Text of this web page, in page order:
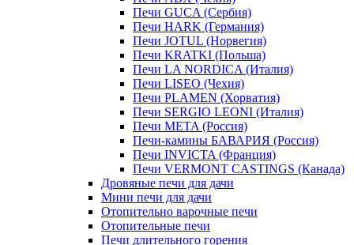
Печи GUCA (Сербия)
Печи HARK (Германия)
Печи JOTUL (Норвегия)
Печи KRATKI (Польша)
Печи LA NORDICA (Италия)
Печи LISEO (Чехия)
Печи PLAMEN (Хорватия)
Печи SERGIO LEONI (Италия)
Печи META (Россия)
Печи-камины БАВАРИЯ (Россия)
Печи INVICTA (Франция)
Печи VERMONT CASTINGS (Канада)
Дровяные печи для дачи
Мини печи для дачи
Отопительно варочные печи
Отопительные печи
Печи длительного горения